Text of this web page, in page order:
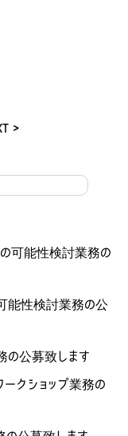
>
可能性検討業務の
能性検討業務の公
公募致します
クショップ業務の